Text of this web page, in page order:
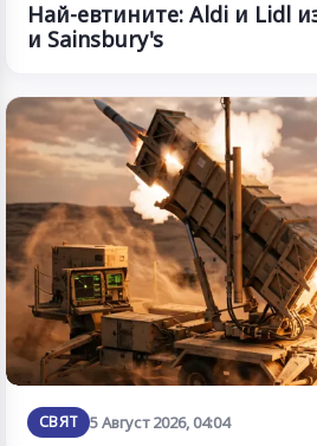
Най-евтините: Aldi и Lidl
и Sainsbury's
СВЯТ 5 Август 2026, 04:04